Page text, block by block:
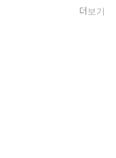
더보기